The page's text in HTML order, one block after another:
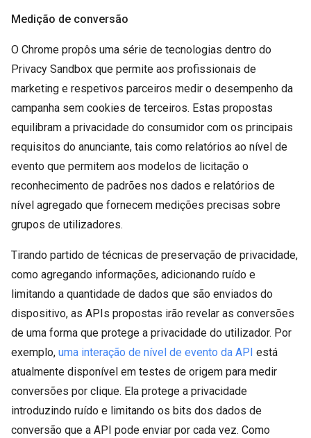
Medição de conversão
O Chrome propôs uma série de tecnologias dentro do
Privacy Sandbox que permite aos profissionais de
marketing e respetivos parceiros medir o desempenho da
campanha sem cookies de terceiros. Estas propostas
equilibram a privacidade do consumidor com os principais
requisitos do anunciante, tais como relatórios ao nível de
evento que permitem aos modelos de licitação o
reconhecimento de padrões nos dados e relatórios de
nível agregado que fornecem medições precisas sobre
grupos de utilizadores.
Tirando partido de técnicas de preservação de privacidade,
como agregando informações, adicionando ruído e
limitando a quantidade de dados que são enviados do
dispositivo, as APIs propostas irão revelar as conversões
de uma forma que protege a privacidade do utilizador. Por
exemplo, uma interação de nível de evento da API está
atualmente disponível em testes de origem para medir
conversões por clique. Ela protege a privacidade
introduzindo ruído e limitando os bits dos dados de
conversão que a API pode enviar por cada vez. Como